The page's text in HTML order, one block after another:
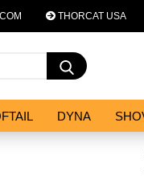
THORCAT USA
Suche...
DYNA